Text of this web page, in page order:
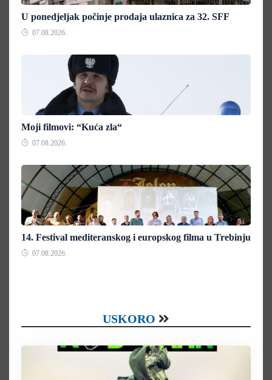
U ponedjeljak počinje prodaja ulaznica za 32. SFF
07.08.2026.
Moji filmovi: “Kuća zla“
07.08.2026.
14. Festival mediteranskog i europskog filma u Trebinju
07.08.2026.
USKORO